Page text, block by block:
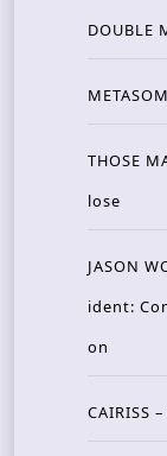
DOUBLE
THOSE
lose
JASON
ident:
on
CAIRISS